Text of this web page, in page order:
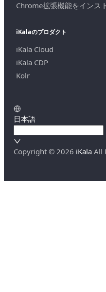
Chrome拡張機能をインス
iKalaのプロダクト
iKala Cloud
iKala CDP
Kolr
日本語
Copyright © 2026 iKala All